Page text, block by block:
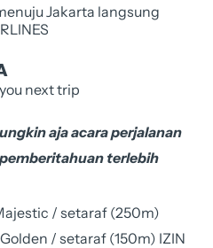
Jakarta langsung
next trip
aja acara perjalanan
terlebih
/ setaraf (250m)
/ setaraf (150m) IZIN